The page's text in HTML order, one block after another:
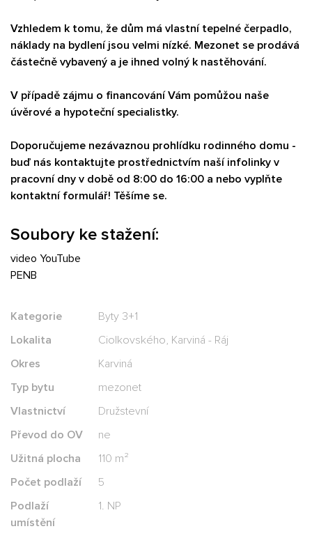
Vzhledem k tomu, že dům má vlastní tepelné čerpadlo,
náklady na bydlení jsou velmi nízké. Mezonet se prodává
částečně vybavený a je ihned volný k nastěhování.
V případě zájmu o financování Vám pomůžou naše
úvěrové a hypoteční specialistky.
Doporučujeme nezávaznou prohlídku rodinného domu -
buď nás kontaktujte prostřednictvím naší infolinky v
pracovní dny v době od 8:00 do 16:00 a nebo vyplňte
kontaktní formulář! Těšíme se.
Soubory ke stažení:
video YouTube
PENB
Kategorie
Byty 3+1
Lokalita
Ciolkovského, Karviná - Ráj
Okres
Karviná
Typ bytu
mezonet
Vlastnictví
Družstevní
Převod do OV
ne
Užitná plocha
110 m²
Počet podlaží
5
Podlaží
umístění
1. NP